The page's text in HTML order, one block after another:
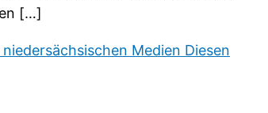
[…]
Medien Diesen